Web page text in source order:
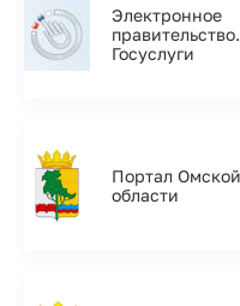
Электронное
правительство.
Госуслуги
Портал Омской
области